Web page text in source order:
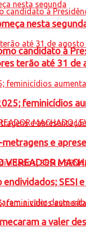
candidato à
VEREADOR
nesta
terão até 31
feminicídios
e
SESI
a valer